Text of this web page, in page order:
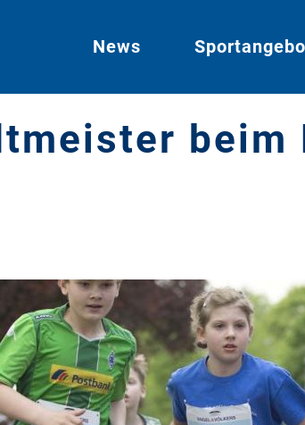
News